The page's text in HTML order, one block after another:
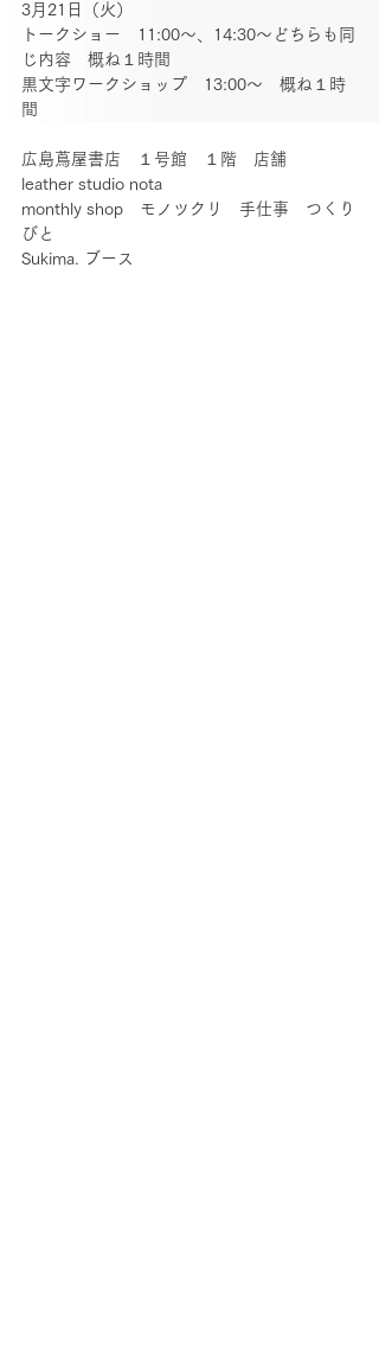
3月21日（火）
トークショー　11:00〜、14:30〜どちらも同
じ内容　概ね１時間
黒文字ワークショップ　13:00〜　概ね１時
間
広島蔦屋書店　１号館　１階　店舗
leather studio nota
monthly shop　モノツクリ　手仕事　つくり
びと
Sukima. ブース